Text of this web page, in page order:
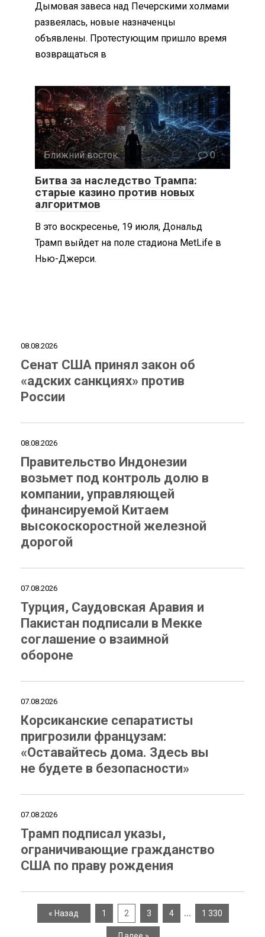
Дымовая завеса над Печерскими холмами
развеялась, новые назначенцы
объявлены. Протестующим пришло время
возвращаться в
Ближний восток 0
Битва за наследство Трампа:
старые казино против новых
алгоритмов
В это воскресенье, 19 июля, Дональд
Трамп выйдет на поле стадиона MetLife в
Нью-Джерси.
08.08.2026
Сенат США принял закон об
«адских санкциях» против
России
08.08.2026
Правительство Индонезии
возьмет под контроль долю в
компании, управляющей
финансируемой Китаем
высокоскоростной железной
дорогой
07.08.2026
Турция, Саудовская Аравия и
Пакистан подписали в Мекке
соглашение о взаимной
обороне
07.08.2026
Корсиканские сепаратисты
пригрозили французам:
«Оставайтесь дома. Здесь вы
не будете в безопасности»
07.08.2026
Трамп подписал указы,
ограничивающие гражданство
США по праву рождения
« Назад 1 2 3 4 … 1 330